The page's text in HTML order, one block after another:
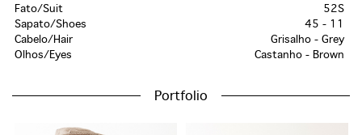
Fato/Suit
52S
Sapato/Shoes
45 - 11
Cabelo/Hair
Grisalho - Grey
Olhos/Eyes
Castanho - Brown
Portfolio